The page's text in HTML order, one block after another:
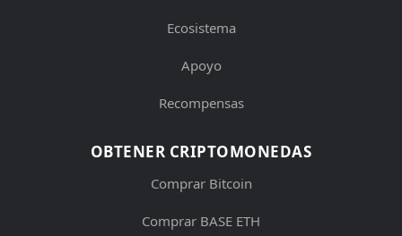
Ecosistema
Apoyo
Recompensas
OBTENER CRIPTOMONEDAS
Comprar Bitcoin
Comprar BASE ETH